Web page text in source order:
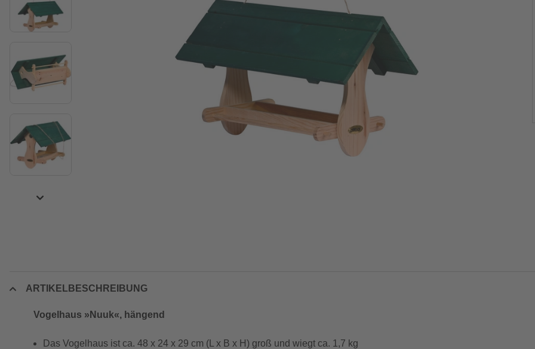
ARTIKELBESCHREIBUNG
Vogelhaus »Nuuk«, hängend
Das Vogelhaus ist ca. 48 x 24 x 29 cm (L x B x H) groß und wiegt ca. 1,7 kg